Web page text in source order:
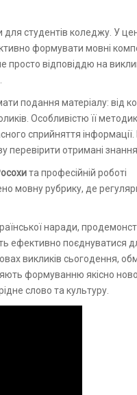
студентів коледжу. У
формувати мовні
просто відповіддю на
подання матеріалу: від
Особливістю її
сприйняття інформації.
отримані знання.
та професійній роботі
мовну рубрику, де
наради,
ефективно поєднуватися
викликів сьогодення,
формуванню якісно
слово та культуру.